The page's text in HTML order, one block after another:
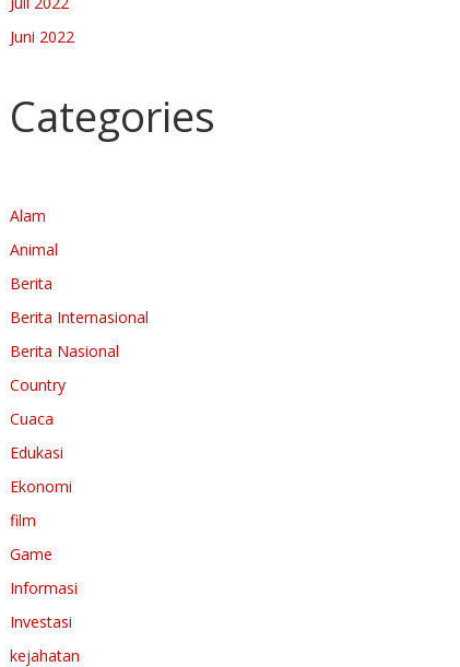
Juni 2022
Categories
Alam
Animal
Berita
Berita Internasional
Berita Nasional
Country
Cuaca
Edukasi
Ekonomi
film
Game
Informasi
Investasi
kejahatan